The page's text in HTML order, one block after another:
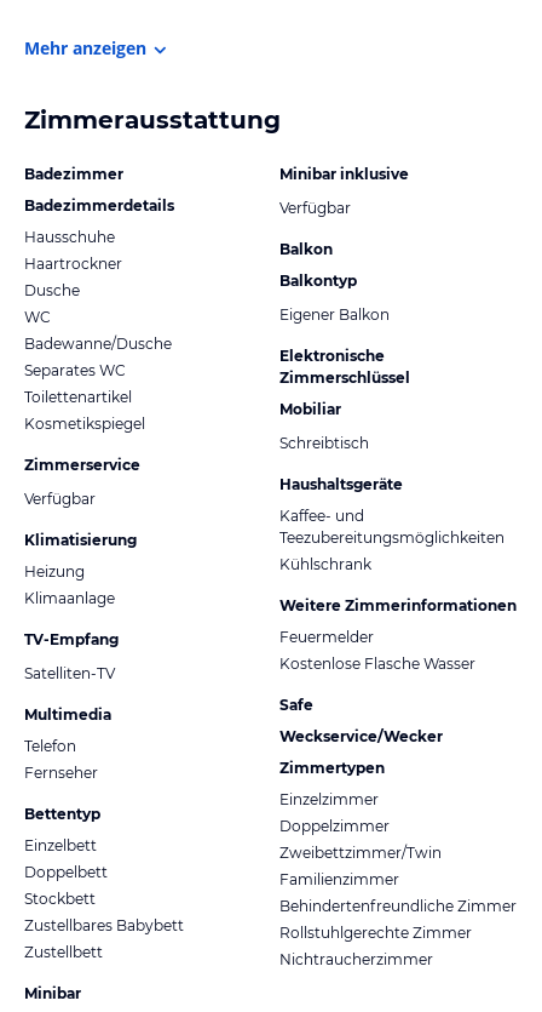
Mehr anzeigen
Zimmerausstattung
Badezimmer
Badezimmerdetails
Hausschuhe
Haartrockner
Dusche
WC
Badewanne/Dusche
Separates WC
Toilettenartikel
Kosmetikspiegel
Zimmerservice
Verfügbar
Klimatisierung
Heizung
Klimaanlage
TV-Empfang
Satelliten-TV
Multimedia
Telefon
Fernseher
Bettentyp
Einzelbett
Doppelbett
Stockbett
Zustellbares Babybett
Zustellbett
Minibar
Minibar inklusive
Verfügbar
Balkon
Balkontyp
Eigener Balkon
Elektronische
Zimmerschlüssel
Mobiliar
Schreibtisch
Haushaltsgeräte
Kaffee- und
Teezubereitungsmöglichkeiten
Kühlschrank
Weitere Zimmerinformationen
Feuermelder
Kostenlose Flasche Wasser
Safe
Weckservice/Wecker
Zimmertypen
Einzelzimmer
Doppelzimmer
Zweibettzimmer/Twin
Familienzimmer
Behindertenfreundliche Zimmer
Rollstuhlgerechte Zimmer
Nichtraucherzimmer